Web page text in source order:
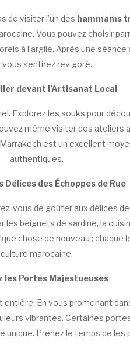
de visiter l’un des hammams
Vous pouvez choisir
à l’argile. Après une
vous sentirez revigoré.
devant l’Artisanat Local
Explorez les souks pour
même visiter des
est un excellent
authentiques.
Délices des Échoppes de Rue
vous de goûter aux délices
beignets de sardine, la
chose de nouveau ; chaque
culture marocaine.
les Portes Majestueuses
En vous promenant
vibrantes. Certaines
Prenez le temps de les